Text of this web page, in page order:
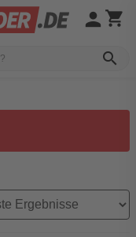
search
person shopping_cart